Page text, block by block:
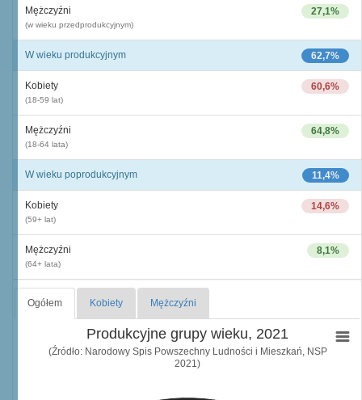
27,1%
Mężczyźni
(w wieku przedprodukcyjnym)
62,7%
W wieku produkcyjnym
60,6%
Kobiety
(18-59 lat)
64,8%
Mężczyźni
(18-64 lata)
11,4%
W wieku poprodukcyjnym
14,6%
Kobiety
(59+ lat)
8,1%
Mężczyźni
(64+ lata)
Ogółem Kobiety Mężczyźni
Produkcyjne grupy wieku, 2021
(Źródło: Narodowy Spis Powszechny Ludności i Mieszkań, NSP
2021)